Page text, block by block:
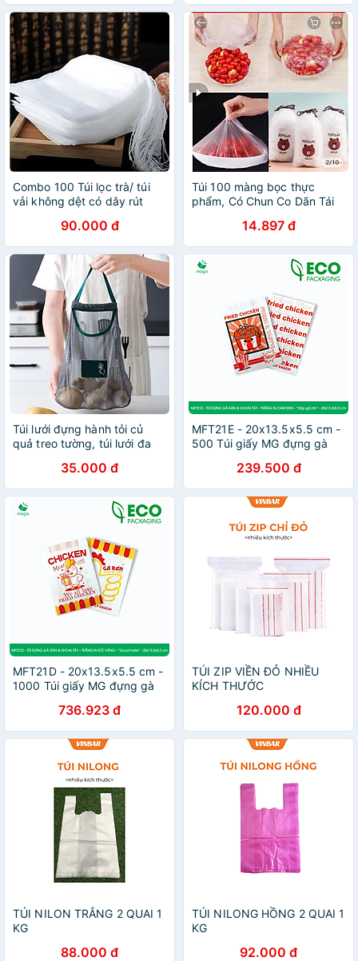
HÃNG MINIIN
Combo 100 Túi lọc trà/ túi
vải không dệt có dây rút
phê đựng thuốc nam, thuốc
xông hơi - Hàng chính hãng
90.000 đ
Túi 100 màng bọc thực
phẩm, Có Chun Co Dãn Tái
14.897 đ
Túi lưới đựng hành tỏi củ
quả treo tường, túi lưới đa
35.000 đ
MFT21E - 20x13.5x5.5 cm -
500 Túi giấy MG đựng gà
đựng thực phẩm
239.500 đ
MFT21D - 20x13.5x5.5 cm -
1000 Túi giấy MG đựng gà
đựng thực phẩm
736.923 đ
TÚI ZIP VIỀN ĐỎ NHIỀU
KÍCH THƯỚC
120.000 đ
TÚI NILON TRẮNG 2 QUAI 1
KG
88.000 đ
TÚI NILONG HỒNG 2 QUAI 1
KG
92.000 đ